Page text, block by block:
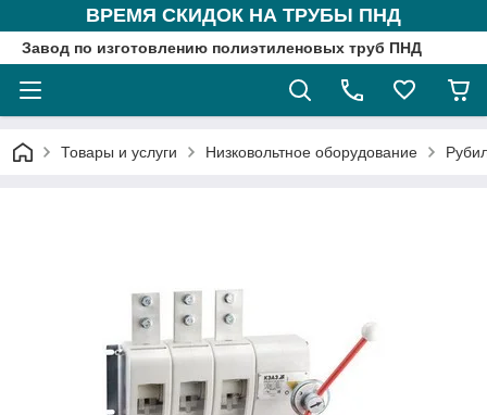
ВРЕМЯ СКИДОК НА ТРУБЫ ПНД
Завод по изготовлению полиэтиленовых труб ПНД
Товары и услуги Низковольтное оборудование